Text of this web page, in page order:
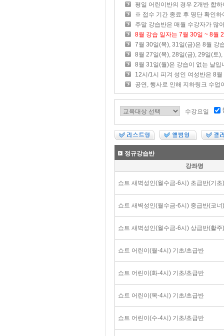
평일 어린이반의 경우 2개반 합
※ 접수 기간 종료 후 명단 확인하
주말 강습반은 매월 수강자가 많
8월 강습 일자는 7월 30일 ~ 8월
7월 30일(목), 31일(금)은 8월 강
8월 27일(목), 28일(금), 29일(토
8월 31일(월)은 강습이 없는 날입
12시/1시 피겨 성인 여성반은 8
공연, 행사로 인해 지하링크 수업
수강요일
정규강습반
강좌명
쇼트 새벽성인(월수금-6시) 초급반(기초)
쇼트 새벽성인(월수금-6시) 중급반(코너)
쇼트 새벽성인(월수금-6시) 상급반(활주)
쇼트 어린이(월-4시) 기초/초급반
쇼트 어린이(화-4시) 기초/초급반
쇼트 어린이(목-4시) 기초/초급반
쇼트 어린이(수-4시) 기초/초급반